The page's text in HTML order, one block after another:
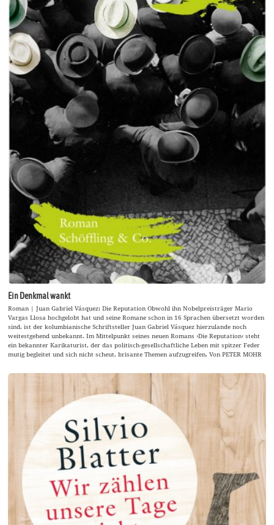
Ein Denkmal wankt
Roman | Juan Gabriel Vásquez: Die Reputation Obwohl ihn Nobelpreisträger Mario
Vargas Llosa hochgelobt hat und seine Romane schon in 16 Sprachen übersetzt worden
sind, ist der kolumbianische Schriftsteller Juan Gabriel Vásquez hierzulande noch
weitestgehend unbekannt. Im Mittelpunkt seines neuen Romans ›Die Reputation‹ steht
ein bekannter Karikaturist, der das politisch-gesellschaftliche Leben mit spitzer Feder
mutig begleitet und sich nicht scheut, brisante Themen aufzugreifen. Von PETER MOHR